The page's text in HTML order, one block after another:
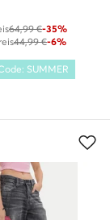
64,99 €-35%
44,99 €-6%
SUMMER